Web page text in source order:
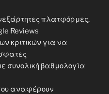
πλατφόρμες,
Reviews
κριτικών για να
συνολική βαθμολογία
αναφέρουν